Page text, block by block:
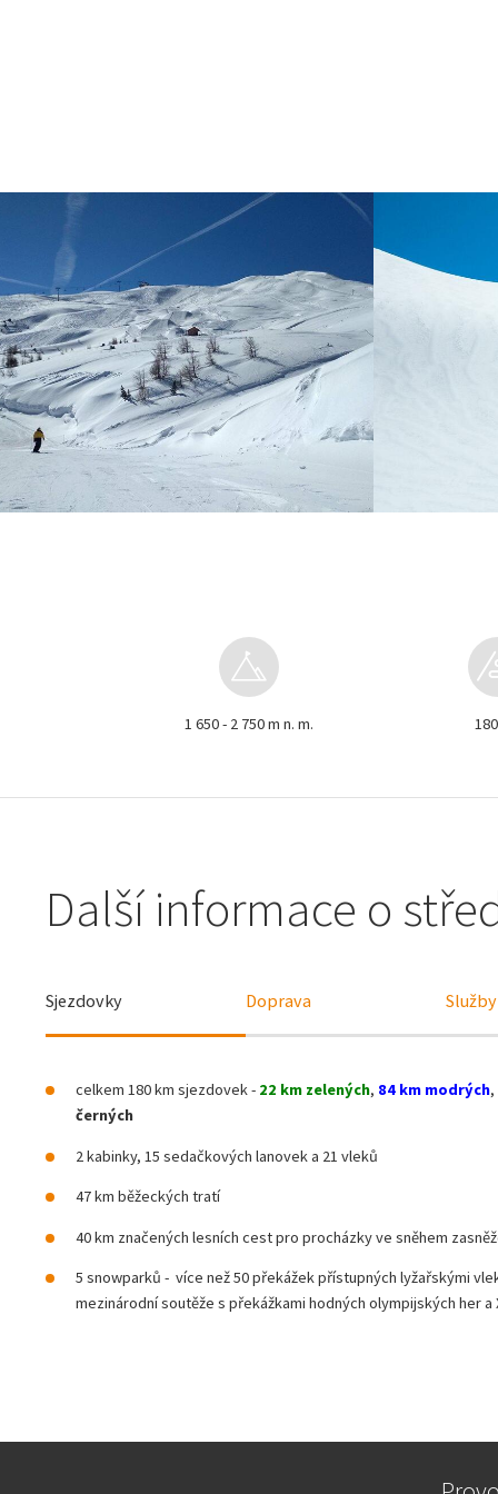
1 650 - 2 750 m n. m.
Další informace o
Sjezdovky Doprava Služby
celkem 180 km sjezdovek -22 km zelených, 84 km modrých,
černých
2 kabinky, 15 sedačkových lanovek a 21 vleků
47 km běžeckých tratí
40 km značených lesních cest pro procházky ve sněhem
5 snowparků - více než 50 překážek přístupných lyžařskými
mezinárodní soutěže s překážkami hodných olympijských her a